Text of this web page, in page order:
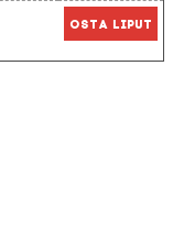
Osta liput